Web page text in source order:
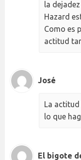
la
Hazard
Como es
actitud
José
La
lo que
El bigote